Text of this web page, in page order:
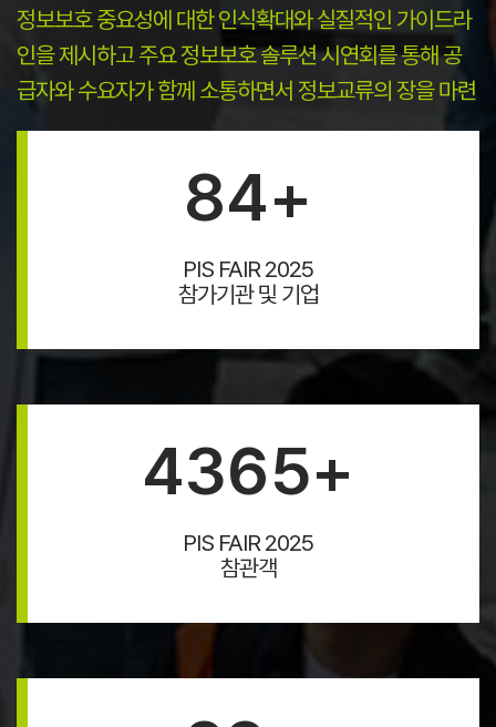
정보보호 중요성에 대한 인식확대와 실질적인 가이드라
인을 제시하고 주요 정보보호 솔루션 시연회를 통해 공
급자와 수요자가 함께 소통하면서 정보교류의 장을 마련
84+
PIS FAIR 2025
참가기관 및 기업
4365+
PIS FAIR 2025
참관객